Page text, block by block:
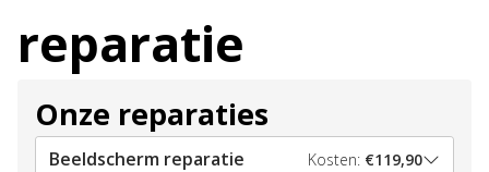
reparatie
Onze reparaties
Beeldscherm reparatie Kosten: €119,90